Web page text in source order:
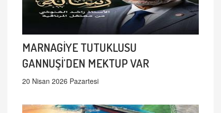
MARNAGİYE TUTUKLUSU
GANNUŞİ'DEN MEKTUP VAR
20 Nisan 2026 Pazartesi